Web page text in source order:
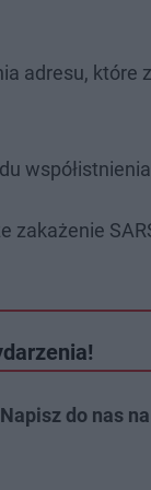
adresu, które
do nas